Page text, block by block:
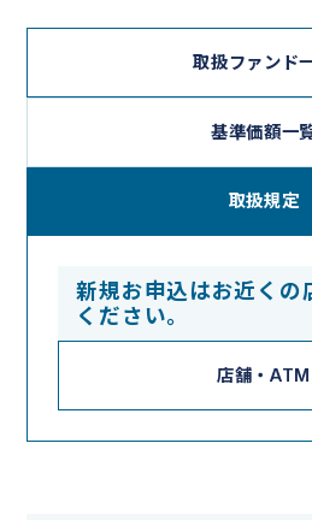
取扱ファンド
基準価額一
取扱規定
新規お申込はお近くの
ください。
店舗・ATM